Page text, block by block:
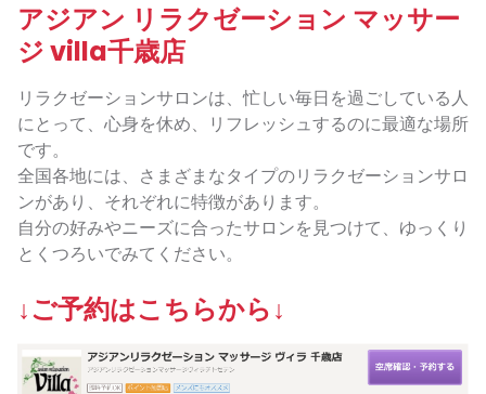
アジアン リラクゼーション マッサー
ジ villa千歳店
リラクゼーションサロンは、忙しい毎日を過ごしている人
にとって、心身を休め、リフレッシュするのに最適な場所
です。
全国各地には、さまざまなタイプのリラクゼーションサロ
ンがあり、それぞれに特徴があります。
自分の好みやニーズに合ったサロンを見つけて、ゆっくり
とくつろいでみてください。
↓ご予約はこちらから↓